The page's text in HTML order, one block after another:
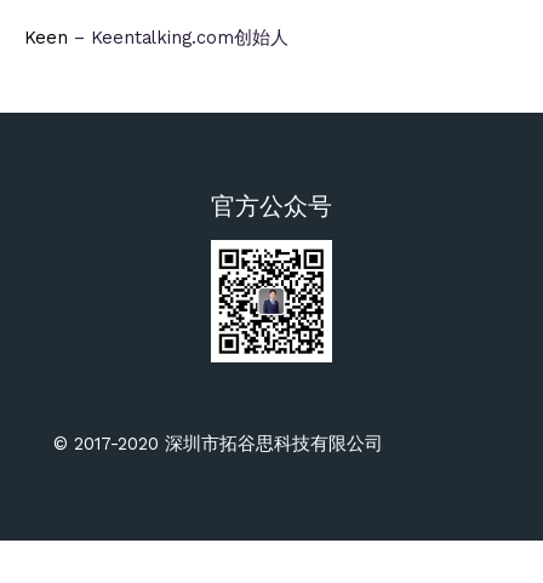
Keen – Keentalking.com创始人
官方公众号
© 2017-2020 深圳市拓谷思科技有限公司